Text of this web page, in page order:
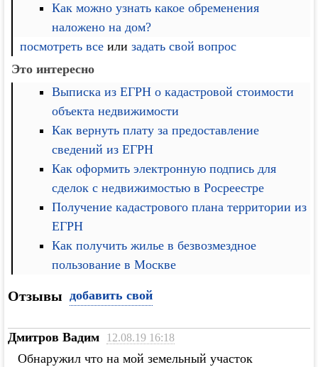
Как можно узнать какое обременения
наложено на дом?
посмотреть все илизадать свой вопрос
Это интересно
Выписка из ЕГРН о кадастровой стоимости
объекта недвижимости
Как вернуть плату за предоставление
сведений из ЕГРН
Как оформить электронную подпись для
сделок с недвижимостью в Росреестре
Получение кадастрового плана территории из
ЕГРН
Как получить жилье в безвозмездное
пользование в Москве
Отзывы добавить свой
Дмитров Вадим 12.08.19 16:18
Обнаружил что на мой земельный участок